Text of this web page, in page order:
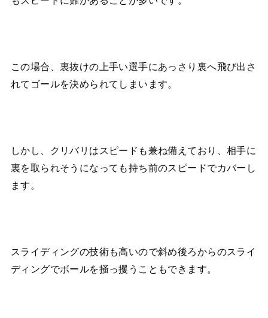
この場合、裏抜けの上手い選手にあっさり裏へ飛び出さ
れてゴールを決められてしまいます。
しかし、クリバリはスピードも兼ね備えており、相手に
裏を取られそうになっても持ち前のスピードでカバーし
ます。
スライディングの技術も高いので斜め後ろからのスライ
ディングでボールを掻っ攫うこともできます。